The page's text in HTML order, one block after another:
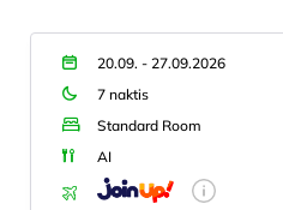
20.09. - 27.09.2026
7 naktis
Standard Room
AI